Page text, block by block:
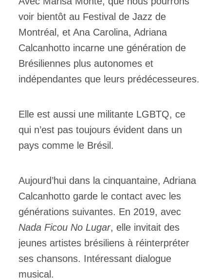
voir bientôt au Festival de Jazz de
Montréal, et Ana Carolina, Adriana
Calcanhotto incarne une génération de
Brésiliennes plus autonomes et
indépendantes que leurs prédécesseures.
Elle est aussi une militante LGBTQ, ce
qui n’est pas toujours évident dans un
pays comme le Brésil.
Aujourd’hui dans la cinquantaine, Adriana
Calcanhotto garde le contact avec les
générations suivantes. En 2019, avec
Nada Ficou No Lugar, elle invitait des
jeunes artistes brésiliens à réinterpréter
ses chansons. Intéressant dialogue
musical.